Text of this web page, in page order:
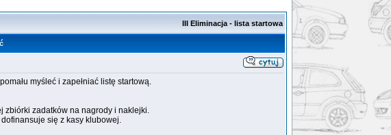
III Eliminacja - lista startowa
myśleć i zapełniać listę startową.
zbiórki zadatków na nagrody i naklejki.
się z kasy klubowej.